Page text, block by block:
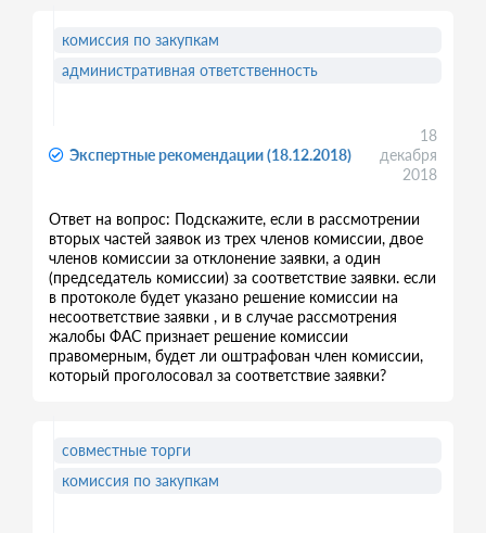
Экспертные рекомендации (18.12.2018)
18
декабря
2018
Ответ на вопрос: Подскажите, если в рассмотрении
вторых частей заявок из трех членов комиссии, двое
членов комиссии за отклонение заявки, а один
(председатель комиссии) за соответствие заявки. если
в протоколе будет указано решение комиссии на
несоответствие заявки , и в случае рассмотрения
жалобы ФАС признает решение комиссии
правомерным, будет ли оштрафован член комиссии,
который проголосовал за соответствие заявки?
комиссия по закупкам
административная ответственность
совместные торги
комиссия по закупкам